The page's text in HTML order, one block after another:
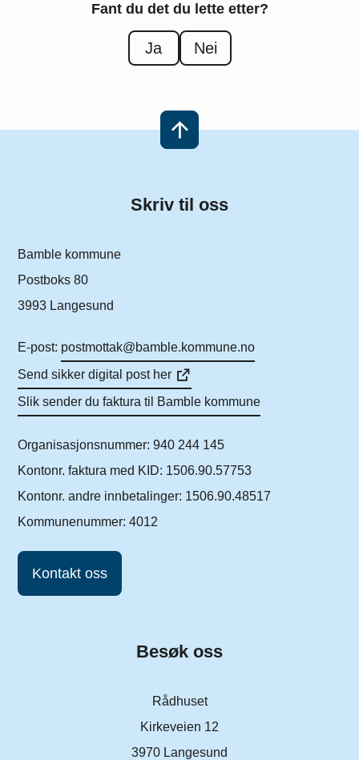
Fant du det du lette etter?
Ja Nei
Skriv til oss
Bamble kommune
Postboks 80
3993 Langesund
E-post: postmottak@bamble.kommune.no
Send sikker digital post her
Slik sender du faktura til Bamble kommune
Organisasjonsnummer: 940 244 145
Kontonr. faktura med KID: 1506.90.57753
Kontonr. andre innbetalinger: 1506.90.48517
Kommunenummer: 4012
Kontakt oss
Besøk oss
Rådhuset
Kirkeveien 12
3970 Langesund